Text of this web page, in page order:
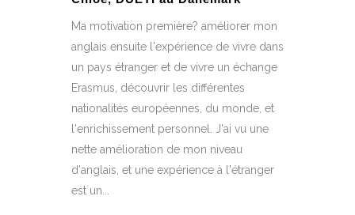
Ma motivation première? améliorer mon
anglais ensuite l'expérience de vivre dans
un pays étranger et de vivre un échange
Erasmus, découvrir les différentes
nationalités européennes, du monde, et
l'enrichissement personnel. J'ai vu une
nette amélioration de mon niveau
d'anglais, et une expérience à l'étranger
est un...